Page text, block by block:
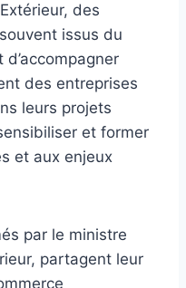
des
issus du
des entreprises
leurs projets
et former
et aux enjeux
par le ministre
partagent leur